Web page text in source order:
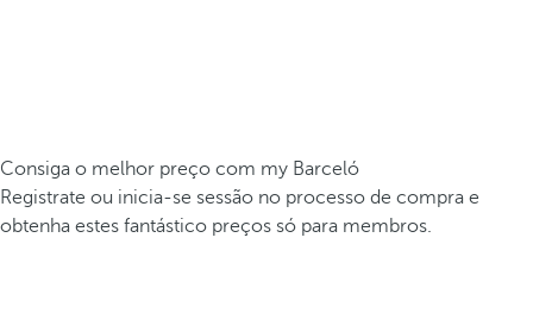
Consiga o melhor preço com my Barceló
Registrate ou inicia-se sessão no processo de compra e
obtenha estes fantástico preços só para membros.